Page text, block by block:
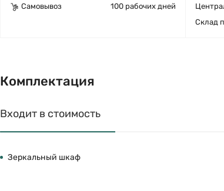
Самовывоз
100 рабочих дней
Склад
Комплектация
Входит в стоимость
Зеркальный шкаф